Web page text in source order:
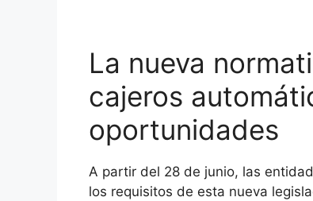
La nueva
cajeros
oportunidades
A partir del 28 de junio, las
los requisitos de esta nueva